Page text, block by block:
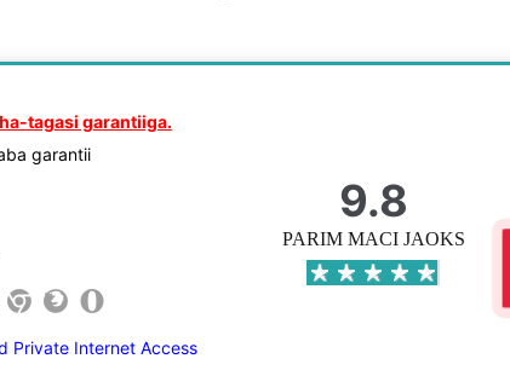
tagasi garantiiga.
garantii
Private Internet Access
9.8
PARIM MACI JAOKS